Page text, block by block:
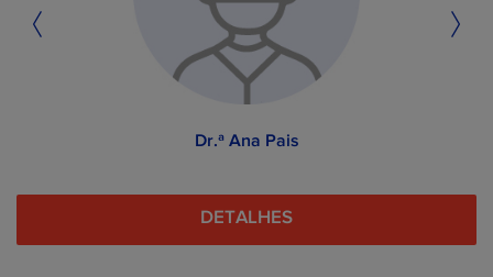
Dr.ª Ana Pais
DETALHES